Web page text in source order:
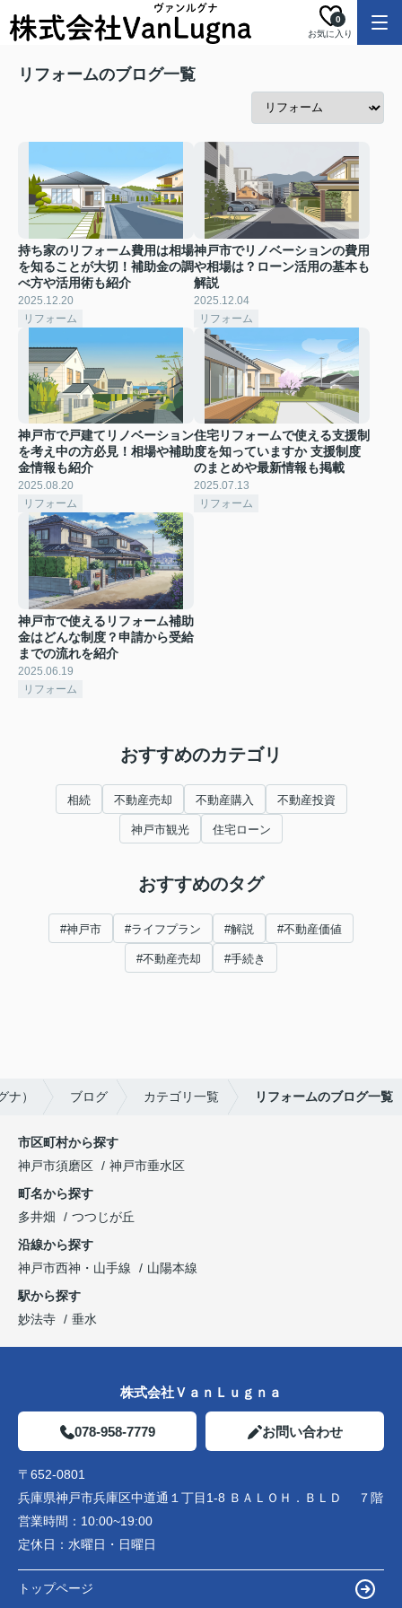
お気に入り
0
リフォームのブログ一覧
持ち家のリフォーム費用は相場
を知ることが大切！補助金の調
べ方や活用術も紹介
2025.12.20
リフォーム
神戸市でリノベーションの費用
や相場は？ローン活用の基本も
解説
2025.12.04
リフォーム
神戸市で戸建てリノベーション
を考え中の方必見！相場や補助
金情報も紹介
2025.08.20
リフォーム
住宅リフォームで使える支援制
度を知っていますか 支援制度
のまとめや最新情報も掲載
2025.07.13
リフォーム
神戸市で使えるリフォーム補助
金はどんな制度？申請から受給
までの流れを紹介
2025.06.19
リフォーム
おすすめのカテゴリ
相続 不動産売却 不動産購入 不動産投資
神戸市観光 住宅ローン
おすすめのタグ
#神戸市 #ライフプラン #解説 #不動産価値
#不動産売却 #手続き
） ブログ カテゴリ一覧 リフォームのブログ一覧
市区町村から探す
神戸市須磨区
神戸市垂水区
町名から探す
多井畑
つつじが丘
沿線から探す
神戸市西神・山手線
山陽本線
駅から探す
妙法寺
垂水
株式会社ＶａｎＬｕｇｎａ
078-958-7779 お問い合わせ
〒652-0801
兵庫県神戸市兵庫区中道通１丁目1-8 ＢＡＬＯＨ．ＢＬＤ ７階
営業時間： 10:00~19:00
定休日： 水曜日・日曜日
トップページ